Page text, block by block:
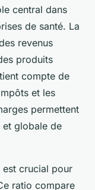
central dans
de santé. La
revenus
produits
tient compte de
et les
permettent
et globale de
est crucial pour
ratio compare